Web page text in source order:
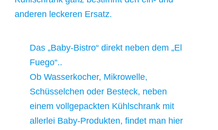
anderen leckeren Ersatz.
Das „Baby-Bistro“ direkt neben dem „El
Fuego“..
Ob Wasserkocher, Mikrowelle,
Schüsselchen oder Besteck, neben
einem vollgepackten Kühlschrank mit
allerlei Baby-Produkten, findet man hier